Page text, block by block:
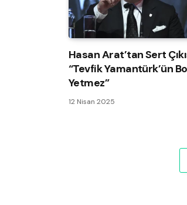
Hasan Arat’tan Sert
“Tevfik Yamantürk’ün
Yetmez”
12 Nisan 2025